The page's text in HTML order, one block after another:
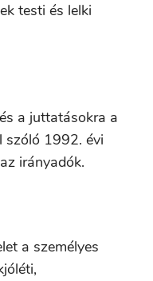
testi és lelki
a juttatásokra a
szóló 1992. évi
irányadók.
a személyes